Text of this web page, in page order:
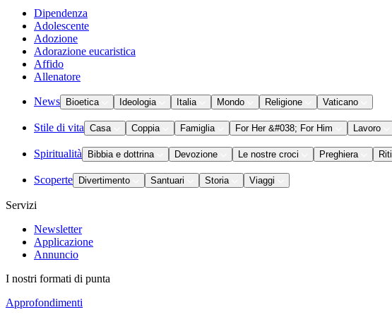
Dipendenza
Adolescente
Adozione
Adorazione eucaristica
Affido
Allenatore
News Bioetica Ideologia Italia Mondo Religione Vaticano
Stile di vita Casa Coppia Famiglia For Her &#038; For Him Lavoro
Spiritualità Bibbia e dottrina Devozione Le nostre croci Preghiera Riti
Scoperte Divertimento Santuari Storia Viaggi
Servizi
Newsletter
Applicazione
Annuncio
I nostri formati di punta
Approfondimenti